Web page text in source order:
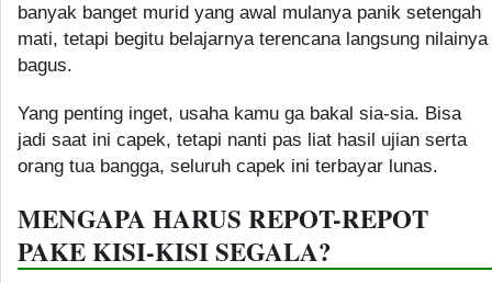
banyak banget murid yang awal mulanya panik setengah
mati, tetapi begitu belajarnya terencana langsung nilainya
bagus.
Yang penting inget, usaha kamu ga bakal sia-sia. Bisa
jadi saat ini capek, tetapi nanti pas liat hasil ujian serta
orang tua bangga, seluruh capek ini terbayar lunas.
MENGAPA HARUS REPOT-REPOT
PAKE KISI-KISI SEGALA?